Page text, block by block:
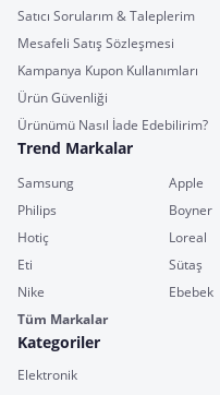
Satıcı Sorularım & Taleplerim
Mesafeli Satış Sözleşmesi
Kampanya Kupon Kullanımları
Ürün Güvenliği
Ürünümü Nasıl İade Edebilirim?
Trend Markalar
Samsung Apple
Philips
Boyner
Hotiç
Loreal
Eti
Sütaş
Nike
Ebebek
Tüm Markalar
Kategoriler
Elektronik